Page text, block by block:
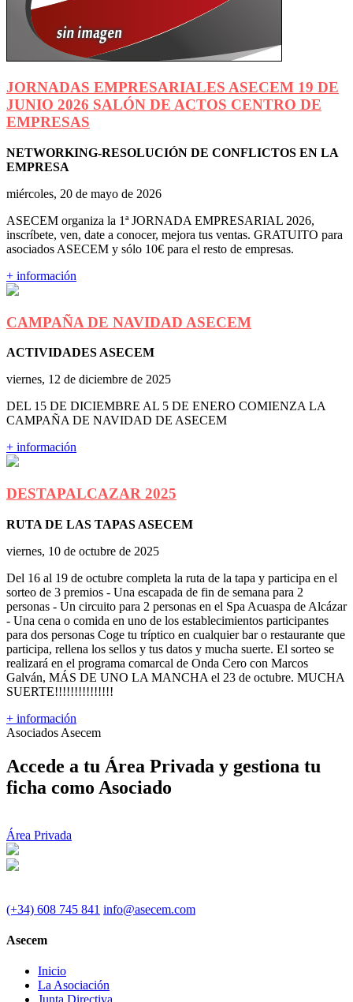
JORNADAS EMPRESARIALES ASECEM 19 DE
JUNIO 2026 SALÓN DE ACTOS CENTRO DE
EMPRESAS
NETWORKING-RESOLUCIÓN DE CONFLICTOS EN LA
EMPRESA
miércoles, 20 de mayo de 2026
ASECEM organiza la 1ª JORNADA EMPRESARIAL 2026,
inscríbete, ven, date a conocer, mejora tus ventas. GRATUITO para
asociados ASECEM y sólo 10€ para el resto de empresas.
+ información
CAMPAÑA DE NAVIDAD ASECEM
ACTIVIDADES ASECEM
viernes, 12 de diciembre de 2025
DEL 15 DE DICIEMBRE AL 5 DE ENERO COMIENZA LA
CAMPAÑA DE NAVIDAD DE ASECEM
+ información
DESTAPALCAZAR 2025
RUTA DE LAS TAPAS ASECEM
viernes, 10 de octubre de 2025
Del 16 al 19 de octubre completa la ruta de la tapa y participa en el
sorteo de 3 premios - Una escapada de fin de semana para 2
personas - Un circuito para 2 personas en el Spa Acuaspa de Alcázar
- Una cena o comida en uno de los establecimientos participantes
para dos personas Coge tu tríptico en cualquier bar o restaurante que
participa, rellena los sellos y tus datos y mucha suerte. El sorteo se
realizará en el programa comarcal de Onda Cero con Marcos
Galván, MÁS DE UNO LA MANCHA el 23 de octubre. MUCHA
SUERTE!!!!!!!!!!!!!!!
+ información
Asociados Asecem
Accede a tu Área Privada y gestiona tu
ficha como Asociado
Área Privada
(+34) 608 745 841 info@asecem.com
Asecem
Inicio
La Asociación